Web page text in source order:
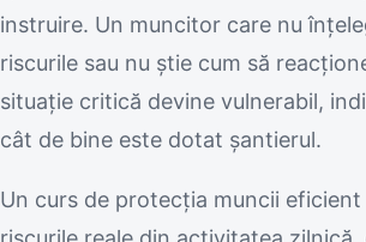
instruire. Un muncitor care nu
riscurile sau nu știe cum să
situație critică devine vulnerabil,
cât de bine este dotat șantierul.
Un curs de protecția muncii eficient